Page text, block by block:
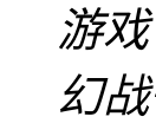
游
幻